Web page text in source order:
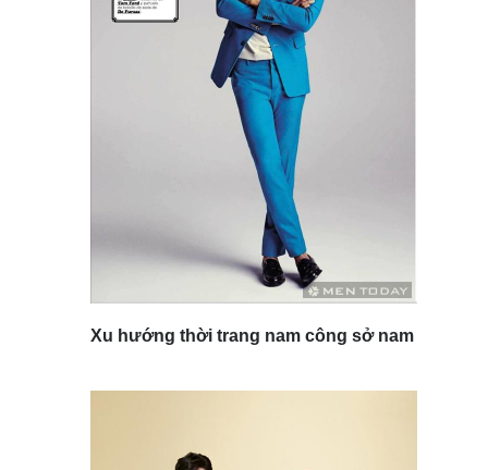
Xu hướng thời trang nam công sở nam